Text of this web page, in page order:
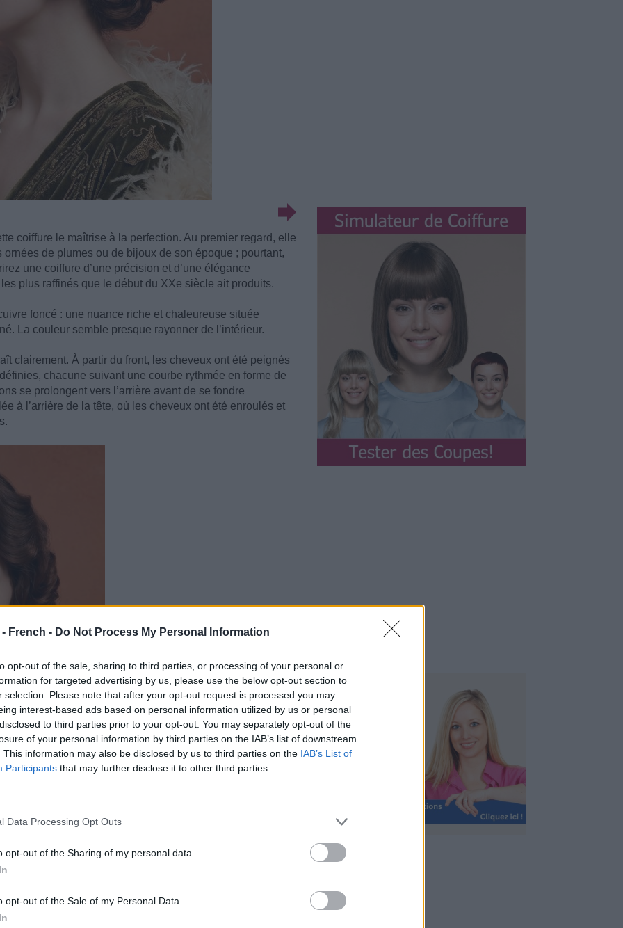
French - Do Not Process My Personal Information
opt-out of the sale, sharing to third parties, or processing of your personal or
for targeted advertising by us, please use the below opt-out section to
selection. Please note that after your opt-out request is processed you may
interest-based ads based on personal information utilized by us or personal
to third parties prior to your opt-out. You may separately opt-out of the
of your personal information by third parties on the IAB’s list of downstream
This information may also be disclosed by us to third parties on the IAB’s List of
Participants that may further disclose it to other third parties.
Data Processing Opt Outs
opt-out of the Sharing of my personal data.
opt-out of the Sale of my Personal Data.
coiffure le maîtrise à la perfection. Au premier regard, elle
de plumes ou de bijoux de son époque ; pourtant,
une coiffure d’une précision et d’une élégance
plus raffinés que le début du XXe siècle ait produits.
foncé : une nuance riche et chaleureuse située
La couleur semble presque rayonner de l’intérieur.
clairement. À partir du front, les cheveux ont été peignés
chacune suivant une courbe rythmée en forme de
se prolongent vers l’arrière avant de se fondre
à l’arrière de la tête, où les cheveux ont été enroulés et
Chaque courbe est nette et volontaire, plaquée contre
Elles ne paraissent toutefois ni rigides ni figées ;
garder une certaine souplesse ainsi qu’un
encadrent le visage avant de se diriger vers